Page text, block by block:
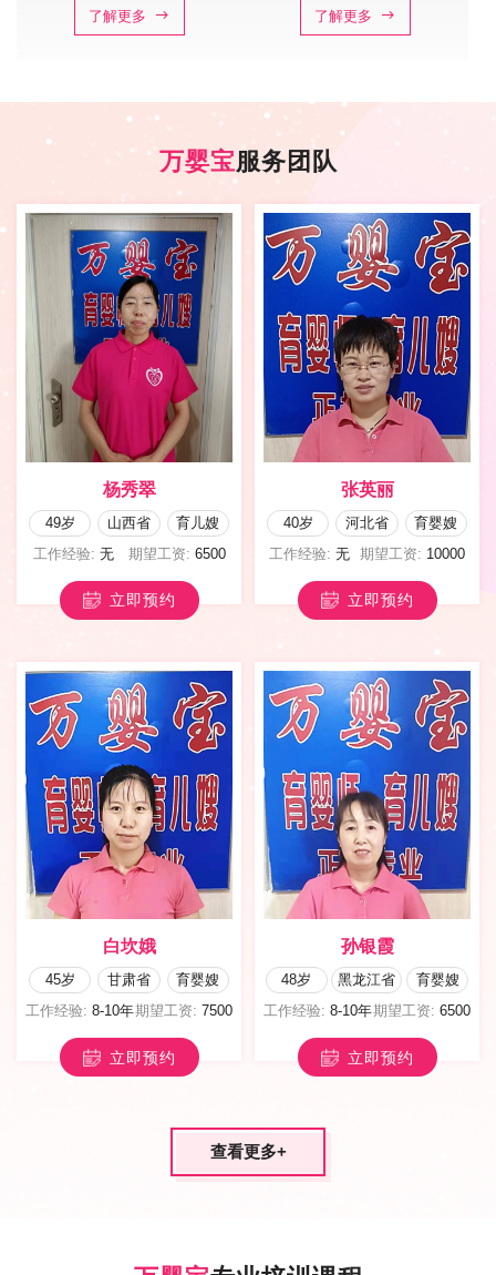
了解更多 了解更多
万婴宝服务团队
杨秀翠
49岁 山西省
育儿嫂
工作经验: 无 期望工资: 6500
立即预约
张英丽
40岁 河北省
育婴嫂
工作经验: 无 期望工资: 10000
立即预约
白坎娥
45岁 甘肃省
育婴嫂
工作经验:8-10年期望工资: 7500
立即预约
孙银霞
48岁 黑龙江省
育婴嫂
工作经验:8-10年期望工资: 6500
立即预约
查看更多+